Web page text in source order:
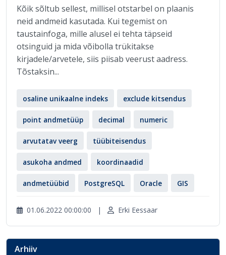
Kõik sõltub sellest, millisel otstarbel on plaanis
neid andmeid kasutada. Kui tegemist on
taustainfoga, mille alusel ei tehta täpseid
otsinguid ja mida võibolla trükitakse
kirjadele/arvetele, siis piisab veerust aadress.
Tõstaksin...
osaline unikaalne indeks exclude kitsendus
point andmetüüp decimal numeric
arvutatav veerg tüübiteisendus
asukoha andmed koordinaadid
andmetüübid PostgreSQL Oracle GIS
01.06.2022 00:00:00 | Erki Eessaar
Arhiiv